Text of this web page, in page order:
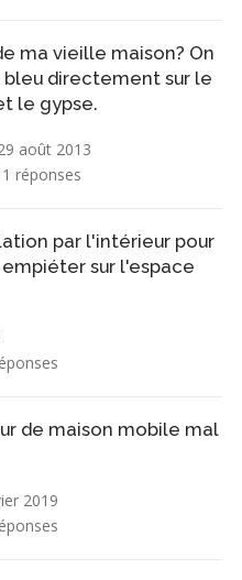
ma vieille maison? On
directement sur le
le gypse.
août 2013
réponses
par l'intérieur pour
sur l'espace
de maison mobile mal
2019